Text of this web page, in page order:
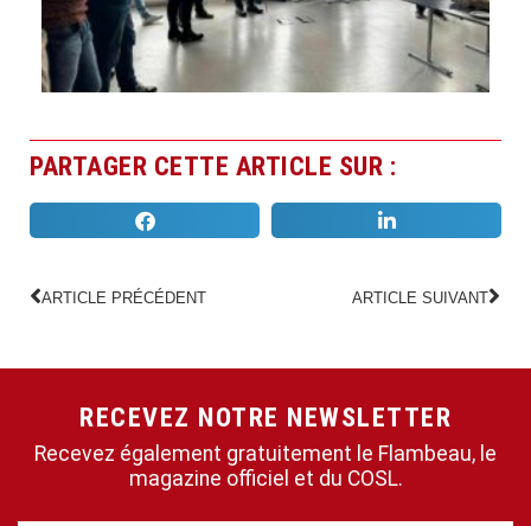
PARTAGER CETTE ARTICLE SUR :
ARTICLE PRÉCÉDENT ARTICLE SUIVANT
RECEVEZ NOTRE NEWSLETTER
Recevez également gratuitement le Flambeau, le
magazine officiel et du COSL.